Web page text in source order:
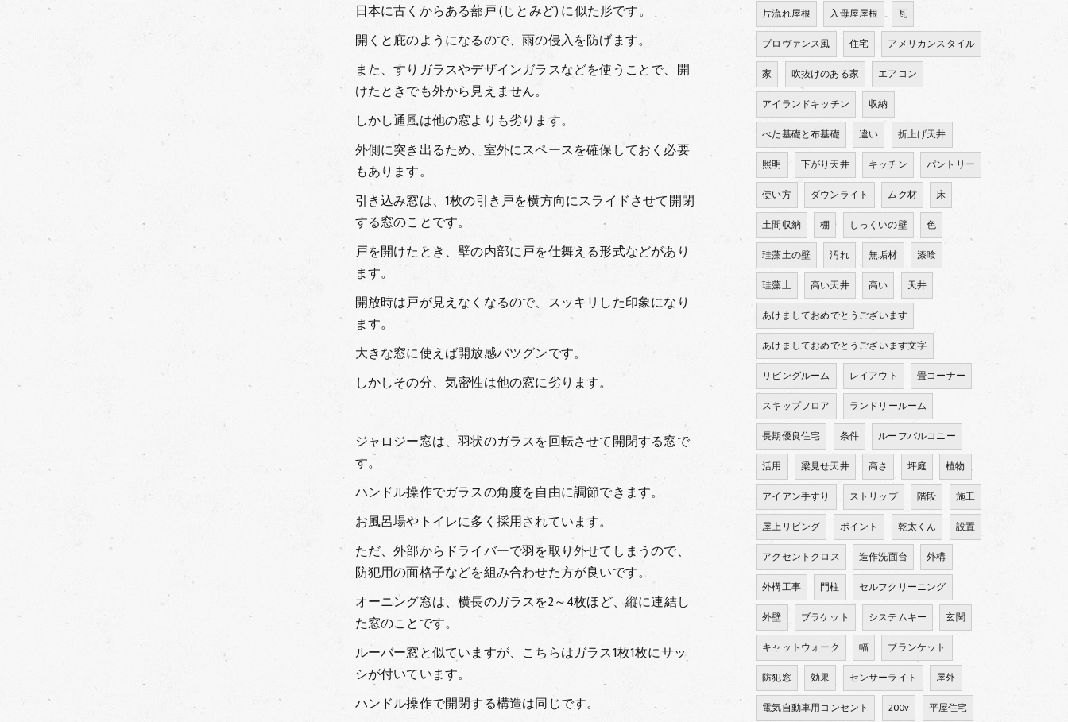
日本に古くからある蔀戸 (しとみど) に似た形です。
開くと庇のようになるので、雨の侵入を防げます。
また、すりガラスやデザインガラスなどを使うことで、開
けたときでも外から見えません。
しかし通風は他の窓よりも劣ります。
外側に突き出るため、室外にスペースを確保しておく必要
もあります。
引き込み窓は、1枚の引き戸を横方向にスライドさせて開閉
する窓のことです。
戸を開けたとき、壁の内部に戸を仕舞える形式などがあり
ます。
開放時は戸が見えなくなるので、スッキリした印象になり
ます。
大きな窓に使えば開放感バツグンです。
しかしその分、気密性は他の窓に劣ります。
ジャロジー窓は、羽状のガラスを回転させて開閉する窓で
す。
ハンドル操作でガラスの角度を自由に調節できます。
お風呂場やトイレに多く採用されています。
ただ、外部からドライバーで羽を取り外せてしまうので、
防犯用の面格子などを組み合わせた方が良いです。
オーニング窓は、横長のガラスを2～4枚ほど、縦に連結し
た窓のことです。
ルーバー窓と似ていますが、こちらはガラス1枚1枚にサッ
シが付いています。
ハンドル操作で開閉する構造は同じです。
片流れ屋根
入母屋屋根
瓦
プロヴァンス風
住宅
アメリカンスタイル
家
吹抜けのある家
エアコン
アイランドキッチン
収納
べた基礎と布基礎
違い
折上げ天井
照明
下がり天井 キッチン
パントリー
使い方
ダウンライト ムク材
床
土間収納
棚 しっくいの壁
色
珪藻土の壁
汚れ 無垢材
漆喰
珪藻土
高い天井 高い
天井
あけましておめでとうございます
あけましておめでとうございます文字
リビングルーム
レイアウト
畳コーナー
スキップフロア
ランドリールーム
長期優良住宅
条件
ルーフバルコニー
活用
梁見せ天井 高さ 坪庭
植物
アイアン手すり
ストリップ 階段
施工
屋上リビング
ポイント 乾太くん
設置
アクセントクロス
造作洗面台
外構
外構工事
門柱
セルフクリーニング
外壁
ブラケット システムキー
玄関
キャットウォーク
幅
ブランケット
防犯窓
効果 センサーライト
屋外
電気自動車用コンセント
200v
平屋住宅